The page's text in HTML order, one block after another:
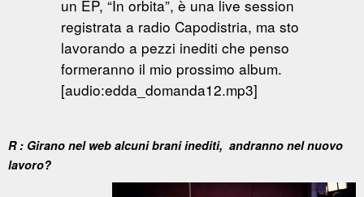
un EP, “In orbita”, è una live session
registrata a radio Capodistria, ma sto
lavorando a pezzi inediti che penso
formeranno il mio prossimo album.
[audio:edda_domanda12.mp3]
R : Girano nel web alcuni brani inediti, andranno nel nuovo
lavoro?